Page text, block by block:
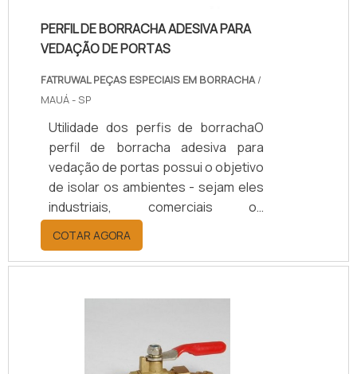
PERFIL DE BORRACHA ADESIVA PARA
VEDAÇÃO DE PORTAS
FATRUWAL PEÇAS ESPECIAIS EM BORRACHA/
MAUÁ - SP
Utilidade dos perfis de borrachaO
perfil de borracha adesiva para
vedação de portas possui o objetivo
de isolar os ambientes - sejam eles
industriais, comerciais ou
residenciais - para manter sob
controle a temperatura e o som do
interior dos locais onde são
não danifica a tinta ou o verniz que
são aplicados em sua estrutura. O
COTAR AGORA